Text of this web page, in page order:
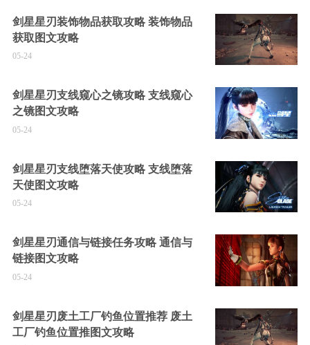
剑星星刃装饰物品获取攻略 装饰物品
获取图文攻略
05-24
剑星星刃支线窥心之镜攻略 支线窥心
之镜图文攻略
05-24
剑星星刃支线堕落天使攻略 支线堕落
天使图文攻略
05-24
剑星星刃通信与链接任务攻略 通信与
链接图文攻略
05-24
剑星星刃废土工厂钓鱼位置推荐 废土
工厂钓鱼位置推图文攻略